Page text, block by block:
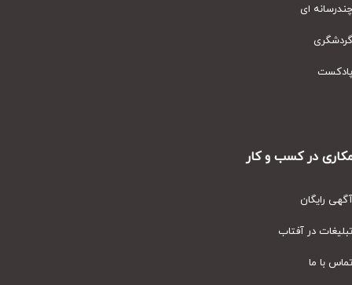
ای
در کسب و کار
رایگان
در آفتاب
با ما